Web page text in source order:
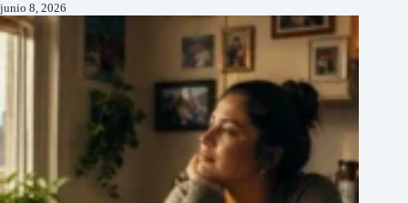
junio 8, 2026